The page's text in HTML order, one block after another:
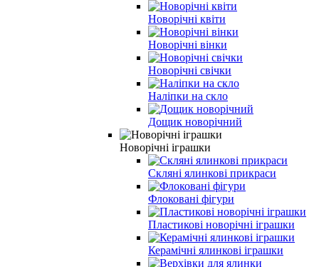
Новорічні квіти
Новорічні вінки
Новорічні свічки
Наліпки на скло
Дощик новорічний
Новорічні іграшки
Скляні ялинкові прикраси
Флоковані фігури
Пластикові новорічні іграшки
Керамічні ялинкові іграшки